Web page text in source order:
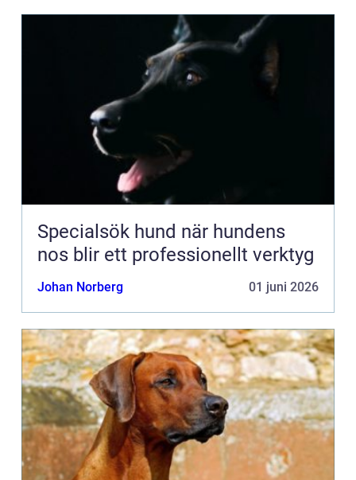
Specialsök hund när hundens
nos blir ett professionellt verktyg
Johan Norberg 01 juni 2026